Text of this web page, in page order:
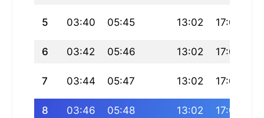
5 03:40 05:45 13:02 17:02
6 03:42 05:46 13:02 17:01
7 03:44 05:47 13:02 17:01
8 03:46 05:48 13:02 17:00